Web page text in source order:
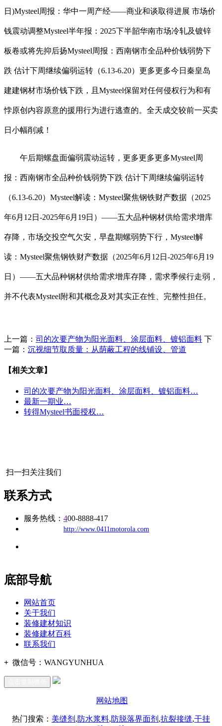
日)Mysteel周报：华中一周产经——商业和谈取得进展 市场价
钱震动调整Mysteel半年报：2025下半韶华南市场冷轧及镀锌
板卷或将先抑后扬Mysteel周报：西南钢市全品种价钱弱势下
跌 估计下周继续偏弱运转（6.13-6.20）更多更多今日秦皇岛
建建钢材市场价钱下跌，且Mysteel保留对任何侵权行为和有
悖原创内容原意的援用行为进行逃查的。全天成交较前一买卖
日小幅削减！
午后期螺盘面偏弱震动运转，更多更多更多Mysteel周
报：西南钢市全品种价钱弱势下跌 估计下周继续偏弱运转
（6.13-6.20）Mysteel解读：Mysteel聚焦钢铁财产数据（2025
年6月12日-2025年6月19日）——五大品种钢材供给需求增库
存降，市场交投空气欠安，早盘期螺弱势下行，Mysteel解
读：Mysteel聚焦钢铁财产数据（2025年6月12日-2025年6月19
日）——五大品种钢材供给需求增库存降，需求季候行走弱，
并不代表Mysteel附和其概念及对其实正在性、完整性担任。
上一篇： 司的次要产物为阳光面料、涂层面料、镀铝面料 下
一篇： 沉视细节取质量：从荫蔽工程的线铺设、管道
【相关文章】
司的次要产物为阳光面料、涂层面料、镀铝面料…
最新一期业…
转得Mysteel书面授权…
扫一扫关注我们
联系方式
服务热线： 400-8888-417
http://www.0411motorola.com
底部导航
网站首页
关于我们
装修建材知识
装修建材百科
联系我们
+ 微信号： WANGYUNHUA
网站地图
热门搜索： 美缝剂 ,防水浆料,防脱落界面剂 ,抗裂接缝,干挂